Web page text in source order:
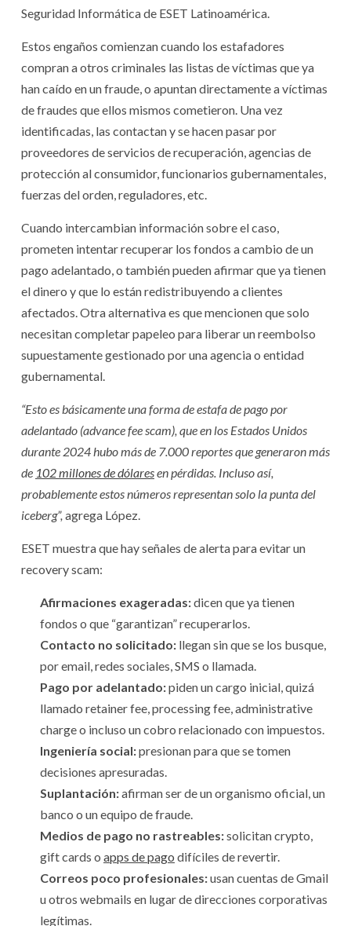
Seguridad Informática de ESET Latinoamérica.
Estos engaños comienzan cuando los estafadores
compran a otros criminales las listas de víctimas que ya
han caído en un fraude, o apuntan directamente a víctimas
de fraudes que ellos mismos cometieron. Una vez
identificadas, las contactan y se hacen pasar por
proveedores de servicios de recuperación, agencias de
protección al consumidor, funcionarios gubernamentales,
fuerzas del orden, reguladores, etc.
Cuando intercambian información sobre el caso,
prometen intentar recuperar los fondos a cambio de un
pago adelantado, o también pueden afirmar que ya tienen
el dinero y que lo están redistribuyendo a clientes
afectados. Otra alternativa es que mencionen que solo
necesitan completar papeleo para liberar un reembolso
supuestamente gestionado por una agencia o entidad
gubernamental.
“Esto es básicamente una forma de estafa de pago por
adelantado (advance fee scam), que en los Estados Unidos
durante 2024 hubo más de 7.000 reportes que generaron más
de 102 millones de dólaresen pérdidas. Incluso así,
probablemente estos números representan solo la punta del
iceberg”, agrega López.
ESET muestra que hay señales de alerta para evitar un
recovery scam:
Afirmaciones exageradas:dicen que ya tienen
fondos o que “garantizan” recuperarlos.
Contacto no solicitado: llegan sin que se los busque,
por email, redes sociales, SMS o llamada.
Pago por adelantado:piden un cargo inicial, quizá
llamado retainer fee, processing fee, administrative
charge o incluso un cobro relacionado con impuestos.
Ingeniería social:presionan para que se tomen
decisiones apresuradas.
Suplantación:afirman ser de un organismo oficial, un
banco o un equipo de fraude.
Medios de pago no rastreables:solicitan crypto,
gift cards o apps de pago difíciles de revertir.
Correos poco profesionales:usan cuentas de Gmail
u otros webmails en lugar de direcciones corporativas
legítimas.